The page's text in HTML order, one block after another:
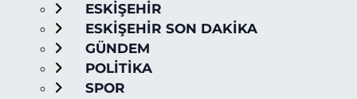
ESKİŞEHİR
ESKİŞEHİR SON DAKİKA
GÜNDEM
POLİTİKA
SPOR